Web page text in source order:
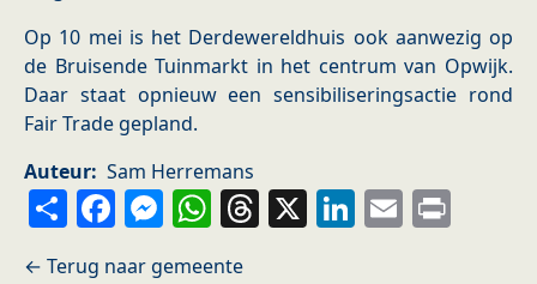
Op 10 mei is het Derdewereldhuis ook aanwezig op
de Bruisende Tuinmarkt in het centrum van Opwijk.
Daar staat opnieuw een sensibiliseringsactie rond
Fair Trade gepland.
Auteur Sam Herremans
ShareFacebook
Messenger
WhatsApp
Threads
X LinkedIn
Email